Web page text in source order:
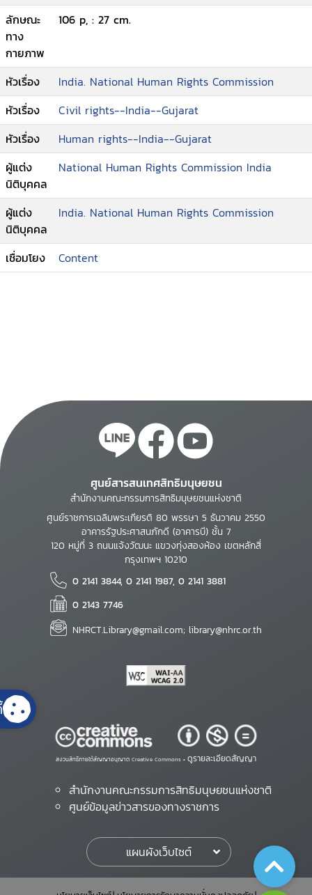
ลักษณะ
ทาง
กายภาพ
106 p, : 27 cm.
หัวเรื่อง
India. National Human Rights Commission
หัวเรื่อง
Civil rights--India--Gujarat
หัวเรื่อง
Human rights--India--Gujarat
ผู้แต่ง
นิติบุคคล
National Human Rights Commission India
ผู้แต่ง
นิติบุคคล
India. National Human Rights Commission
เชื่อมโยง Content
ศูนย์สารสนเทศสิทธิมนุษยชน
สำนักงานคณะกรรมการสิทธิมนุษยชนแห่งชาติ
ศูนย์ราชการเฉลิมพระเกียรติ 80 พรรษา 5 ธันวาคม 2550
อาคารรัฐประศาสนภักดี (อาคารบี) ชั้น 7
120 หมู่ที่ 3 ถนนแจ้งวัฒนะ แขวงทุ่งสองห้อง เขตหลักสี่
กรุงเทพฯ 10210
0 2141 3844, 0 2141 1987, 0 2141 3881
0 2143 7746
NHRCT.Library@gmail.com; library@nhrc.or.th
สงวนสิทธิ์ภายใต้สัญญาอนุญาต Creative Commons • ดูรายละเอียดสัญญา
สำนักงานคณะกรรมการสิทธิมนุษยชนแห่งชาติ
ศูนย์ข้อมูลข่าวสารของทางราชการ
แผนผังเว็บไซต์